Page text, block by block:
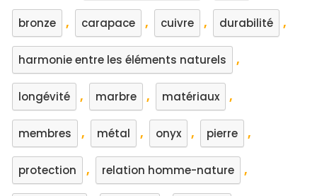
bronze , carapace , cuivre , durabilité ,
harmonie entre les éléments naturels ,
longévité , marbre , matériaux ,
membres , métal , onyx , pierre ,
protection , relation homme-nature ,